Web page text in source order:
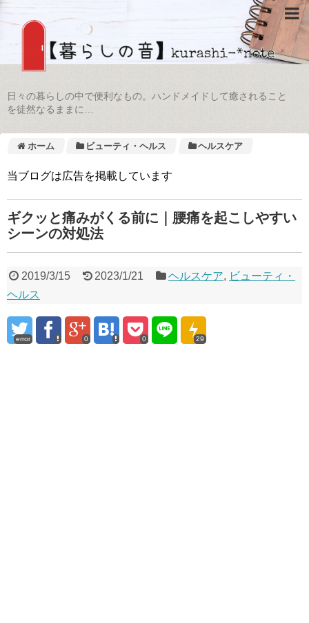
日々の暮らしの中で便利なもの。ハンドメイドして癒されること
を徒然なるままに…
ホーム ビューティ・ヘルス ヘルスケア
当ブログは広告を掲載しています
ギクッと痛みがくる前に｜腰痛を起こしやすい
シーンの対処法
2019/3/15 2023/1/21 ヘルスケア, ビューティ・
ヘルス
error 0 0 29